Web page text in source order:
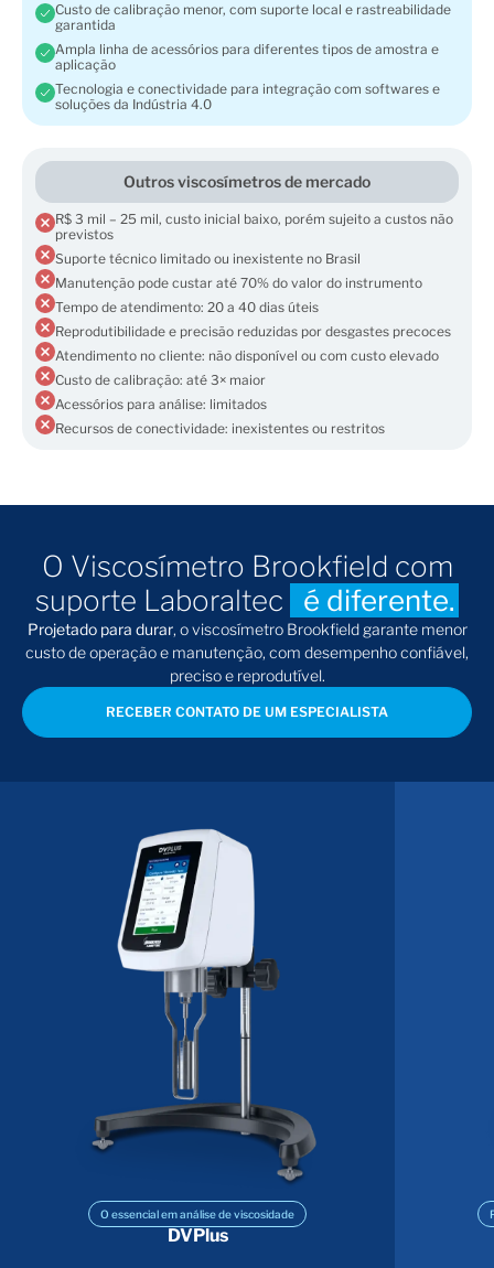
Custo de calibração menor, com suporte local e rastreabilidade
garantida
Ampla linha de acessórios para diferentes tipos de amostra e
aplicação
Tecnologia e conectividade para integração com softwares e
soluções da Indústria 4.0
Outros viscosímetros de mercado
R$ 3 mil – 25 mil, custo inicial baixo, porém sujeito a custos não
previstos
Suporte técnico limitado ou inexistente no Brasil
Manutenção pode custar até 70% do valor do instrumento
Tempo de atendimento: 20 a 40 dias úteis
Reprodutibilidade e precisão reduzidas por desgastes precoces
Atendimento no cliente: não disponível ou com custo elevado
Custo de calibração: até 3× maior
Acessórios para análise: limitados
Recursos de conectividade: inexistentes ou restritos
O Viscosímetro Brookfield com
suporte Laboraltec
é diferente.
Projetado para durar, o viscosímetro Brookfield garante menor
custo de operação e manutenção, com desempenho confiável,
preciso e reprodutível.
RECEBER CONTATO DE UM ESPECIALISTA
O essencial em análise de viscosidade
DVPlus